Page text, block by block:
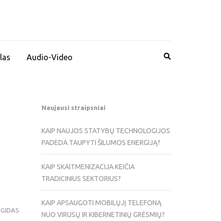
Audio-Video
Naujausi straipsniai
KAIP NAUJOS STATYBŲ TECHNOLOGIJOS
PADEDA TAUPYTI ŠILUMOS ENERGIJĄ?
KAIP SKAITMENIZACIJA KEIČIA
TRADICINIUS SEKTORIUS?
KAIP APSAUGOTI MOBILŲJĮ TELEFONĄ
NUO VIRUSŲ IR KIBERNETINIŲ GRĖSMIŲ?